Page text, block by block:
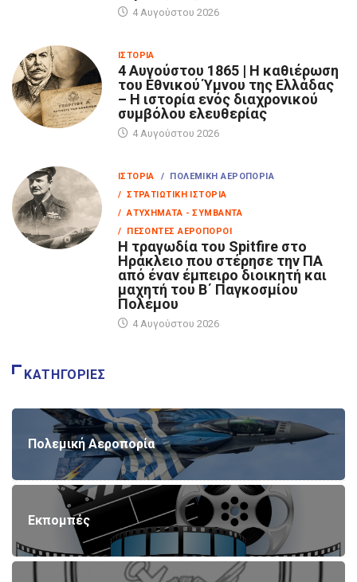
4 Αυγούστου 2026
ΙΣΤΟΡΊΑ
4 Αυγούστου 1865 | Η καθιέρωση
του Εθνικού Ύμνου της Ελλάδας
– Η ιστορία ενός διαχρονικού
συμβόλου ελευθερίας
4 Αυγούστου 2026
ΙΣΤΟΡΊΑ
/ ΠΟΛΕΜΙΚΉ ΑΕΡΟΠΟΡΊΑ
/ ΣΤΡΑΤΙΩΤΙΚΉ ΙΣΤΟΡΊΑ
/ ΑΤΥΧΉΜΑΤΑ - ΣΥΜΒΆΝΤΑ
/ ΠΕΣΌΝΤΕΣ ΑΕΡΟΠΌΡΟΙ
Η τραγωδία του Spitfire στο
Ηράκλειο που στέρησε την ΠΑ
από έναν έμπειρο διοικητή και
μαχητή του Β΄ Παγκοσμίου
Πολέμου
4 Αυγούστου 2026
ΚΑΤΗΓΟΡΊΕΣ
Πολεμική Αεροπορία
Εκπομπές